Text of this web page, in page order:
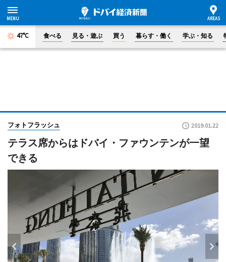
47°C 食べる 見る・遊ぶ 買う 暮らす・働く 学ぶ・知る
フォトフラッシュ 2019.01.22
テラス席からはドバイ・ファウンテンが一望
できる